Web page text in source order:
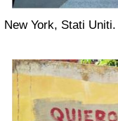
New York, Stati Uniti.